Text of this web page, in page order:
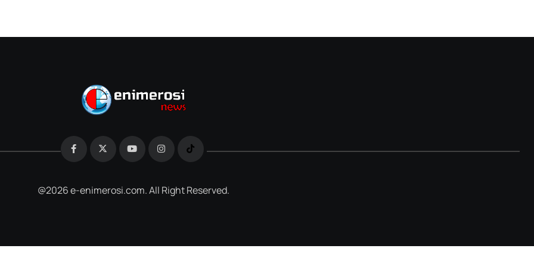
@2026 e-enimerosi.com. All Right Reserved.